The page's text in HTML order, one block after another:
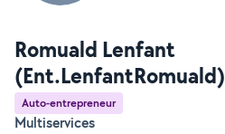
Romuald Lenfant
(Ent.LenfantRomuald)
Auto-entrepreneur
Multiservices